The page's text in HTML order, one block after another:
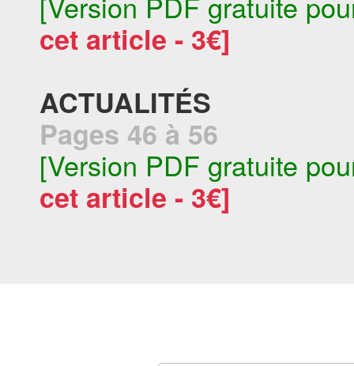
cet article - 3€]
ACTUALITÉS
Pages 46 à 56
[Version PDF gratuite
cet article - 3€]